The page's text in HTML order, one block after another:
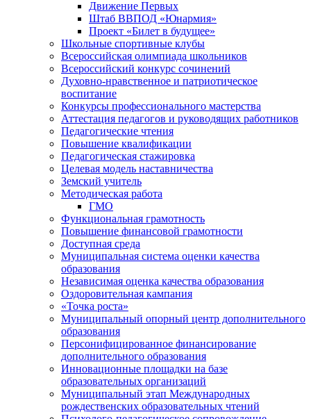
Движение Первых
Штаб ВВПОД «Юнармия»
Проект «Билет в будущее»
Школьные спортивные клубы
Всероссийская олимпиада школьников
Всероссийский конкурс сочинений
Духовно-нравственное и патриотическое
воспитание
Конкурсы профессионального мастерства
Аттестация педагогов и руководящих работников
Педагогические чтения
Повышение квалификации
Педагогическая стажировка
Целевая модель наставничества
Земский учитель
Методическая работа
ГМО
Функциональная грамотность
Повышение финансовой грамотности
Доступная среда
Муниципальная система оценки качества
образования
Независимая оценка качества образования
Оздоровительная кампания
«Точка роста»
Муниципальный опорный центр дополнительного
образования
Персонифицированное финансирование
дополнительного образования
Инновационные площадки на базе
образовательных организаций
Муниципальный этап Международных
рождественских образовательных чтений